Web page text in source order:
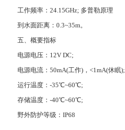
工作频率：24.15GHz; 多普勒原理
到水面距离：0.3~35m。
五、概要指标
电源电压：12V DC;
电源电流：50mA(工作)，<1mA(休眠);
运行温度：-35℃~60℃;
存储温度：-40℃~60℃;
野外防护等级：IP68